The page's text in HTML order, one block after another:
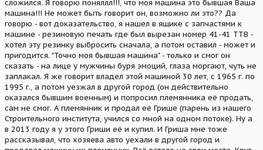
сложился. Я говорю поняллл!!!, что моя машина это бывшая Ваша
машина!!! Не может быть говорит он, возможно ли это?? Да
говорю - вот доказательство, я нашел в ящике с запчастями к
машине - резиновую печать где был вырезан номер 41-41 ТТВ -
хотел эту резинку выбросить сначала, а потом оставил - может и
пригодится. "Точно моя бывшая машина" - только и смог он
сказать - на лице у мужчины буря эмоций, глаза моргают, чуть не
заплакал. Я же говорит владел этой машиной 30 лет, с 1965 г. по
1995 г., а потом уезжал в другой город (он действительно
оказался бывшим военным) и попросил племянника её продать,
сам не смог. А племянник и продал её Грише (парень из нашего
Строительного института, учился со мной на одном потоке). Ну а
в 2013 году я у этого Гриши её и купил. И Гриша мне тоже
рассказывал, что хозяева авто уехали в другой город и